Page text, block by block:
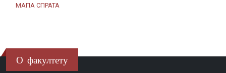
МАПА СПРАТА
О факултету